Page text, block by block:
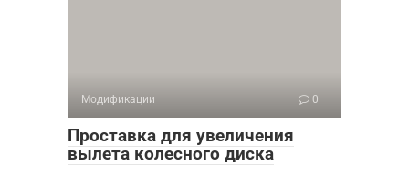
Модификации 0
Проставка для увеличения
вылета колесного диска